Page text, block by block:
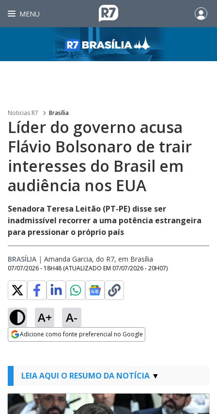
MENU
Noticias R7 Brasília
Líder do governo acusa
Flávio Bolsonaro de trair
interesses do Brasil em
audiência nos EUA
Senadora Teresa Leitão (PT-PE) disse ser
inadmissível recorrer a uma potência estrangeira
para pressionar o próprio país
BRASÍLIA | Amanda Garcia, do R7, em Brasília
07/07/2026 - 18H48 (ATUALIZADO EM 07/07/2026 - 20H07)
A+ A-
Adicione como fonte preferencial no Google
LEIA AQUI O RESUMO DA NOTÍCIA